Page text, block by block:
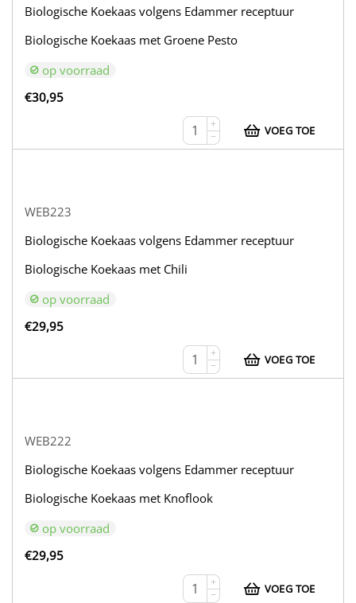
Biologische Koekaas volgens Edammer receptuur
Biologische Koekaas met Groene Pesto
op voorraad
€30,95
+
−
VOEG TOE
WEB223
Biologische Koekaas volgens Edammer receptuur
Biologische Koekaas met Chili
op voorraad
€29,95
+
−
VOEG TOE
WEB222
Biologische Koekaas volgens Edammer receptuur
Biologische Koekaas met Knoflook
op voorraad
€29,95
+
−
VOEG TOE